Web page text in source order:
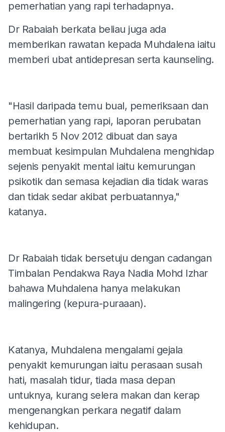
pemerhatian yang rapi terhadapnya.
Dr Rabaiah berkata beliau juga ada
memberikan rawatan kepada Muhdalena iaitu
memberi ubat antidepresan serta kaunseling.
"Hasil daripada temu bual, pemeriksaan dan
pemerhatian yang rapi, laporan perubatan
bertarikh 5 Nov 2012 dibuat dan saya
membuat kesimpulan Muhdalena menghidap
sejenis penyakit mental iaitu kemurungan
psikotik dan semasa kejadian dia tidak waras
dan tidak sedar akibat perbuatannya,"
katanya.
Dr Rabaiah tidak bersetuju dengan cadangan
Timbalan Pendakwa Raya Nadia Mohd Izhar
bahawa Muhdalena hanya melakukan
malingering (kepura-puraaan).
Katanya, Muhdalena mengalami gejala
penyakit kemurungan iaitu perasaan susah
hati, masalah tidur, tiada masa depan
untuknya, kurang selera makan dan kerap
mengenangkan perkara negatif dalam
kehidupan.